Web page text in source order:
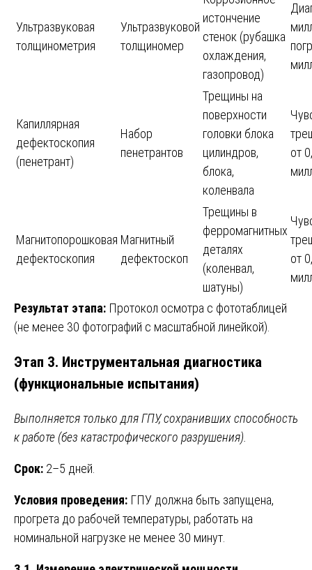
Ультразвуковая
толщинометрия
Ультразвуковой
толщиномер
истончение
стенок (рубашка
охлаждения,
газопровод)
Капиллярная
дефектоскопия
(пенетрант)
Набор
пенетрантов
Трещины на
поверхности
головки блока
цилиндров,
блока,
коленвала
от
Магнитопорошковая
дефектоскопия
Магнитный
дефектоскоп
Трещины в
ферромагнитных
деталях
(коленвал,
шатуны)
от
Результат этапа: Протокол осмотра с фототаблицей
(не менее 30 фотографий с масштабной линейкой).
Этап 3. Инструментальная диагностика
(функциональные испытания)
Выполняется только для ГПУ, сохранивших способность
к работе (без катастрофического разрушения).
Срок: 2–5 дней.
Условия проведения: ГПУ должна быть запущена,
прогрета до рабочей температуры, работать на
номинальной нагрузке не менее 30 минут.